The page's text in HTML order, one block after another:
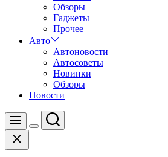
Обзоры
Гаджеты
Прочее
Авто
Автоновости
Автосоветы
Новинки
Обзоры
Новости
Меню
Цвет
Поиск
Закрыть